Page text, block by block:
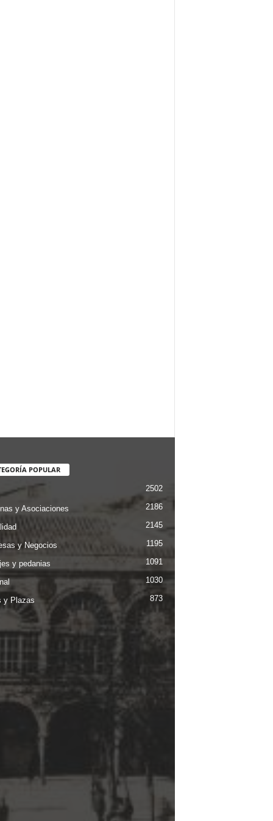
POPULAR
2502
y Asociaciones 2186
2145
y Negocios 1195
y pedanias 1091
1030
y Plazas 873